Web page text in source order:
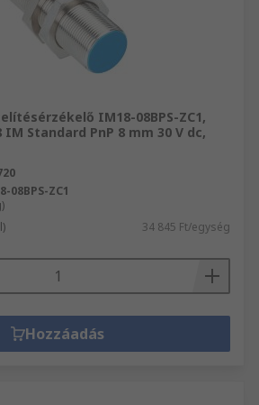
IM18-08BPS-ZC1,
Standard PnP 8 mm 30 V dc,
08BPS-ZC1
34 845 Ft/egység
Hozzáadás